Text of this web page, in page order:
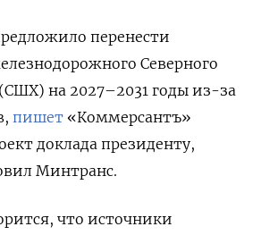
перенести
Северного
на 2027–2031 годы из-за
пишет «Коммерсантъ»
доклада президенту,
Минтранс.
что источники